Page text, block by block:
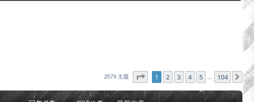
2579 主题 分页： 1 104
1 2 3 4 5 104 下